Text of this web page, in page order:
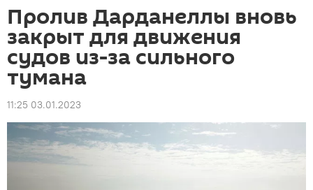
Пролив Дарданеллы вновь
закрыт для движения
судов из-за сильного
тумана
11:25 03.01.2023